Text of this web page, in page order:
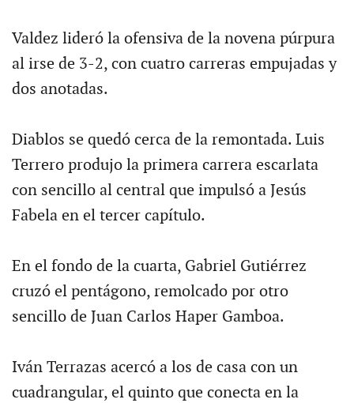
Valdez lideró la ofensiva de la novena púrpura
al irse de 3-2, con cuatro carreras empujadas y
dos anotadas.
Diablos se quedó cerca de la remontada. Luis
Terrero produjo la primera carrera escarlata
con sencillo al central que impulsó a Jesús
Fabela en el tercer capítulo.
En el fondo de la cuarta, Gabriel Gutiérrez
cruzó el pentágono, remolcado por otro
sencillo de Juan Carlos Haper Gamboa.
Iván Terrazas acercó a los de casa con un
cuadrangular, el quinto que conecta en la